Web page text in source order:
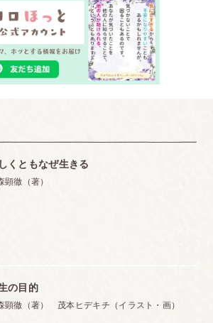
くともなぜ生きる
顕徹（著）
の目的
顕徹（著） 茂本ヒデキチ（イラスト・画）